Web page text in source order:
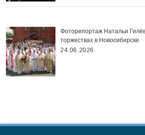
Фоторепортаж Натальи
торжествах в Новосибирске
24.06.2026